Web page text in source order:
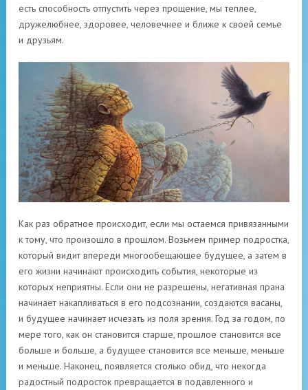
есть способность отпустить через прощение, мы теплее,
дружелюбнее, здоровее, человечнее и ближе к своей семье
и друзьям.
Как раз обратное происходит, если мы остаемся привязанными
к тому, что произошло в прошлом. Возьмем пример подростка,
который видит впереди многообещающее будущее, а затем в
его жизни начинают происходить события, некоторые из
которых неприятны. Если они не разрешены, негативная прана
начинает накапливаться в его подсознании, создаются васаны,
и будущее начинает исчезать из поля зрения. Год за годом, по
мере того, как он становится старше, прошлое становится все
больше и больше, а будущее становится все меньше, меньше
и меньше. Наконец, появляется столько обид, что некогда
радостный подросток превращается в подавленного и